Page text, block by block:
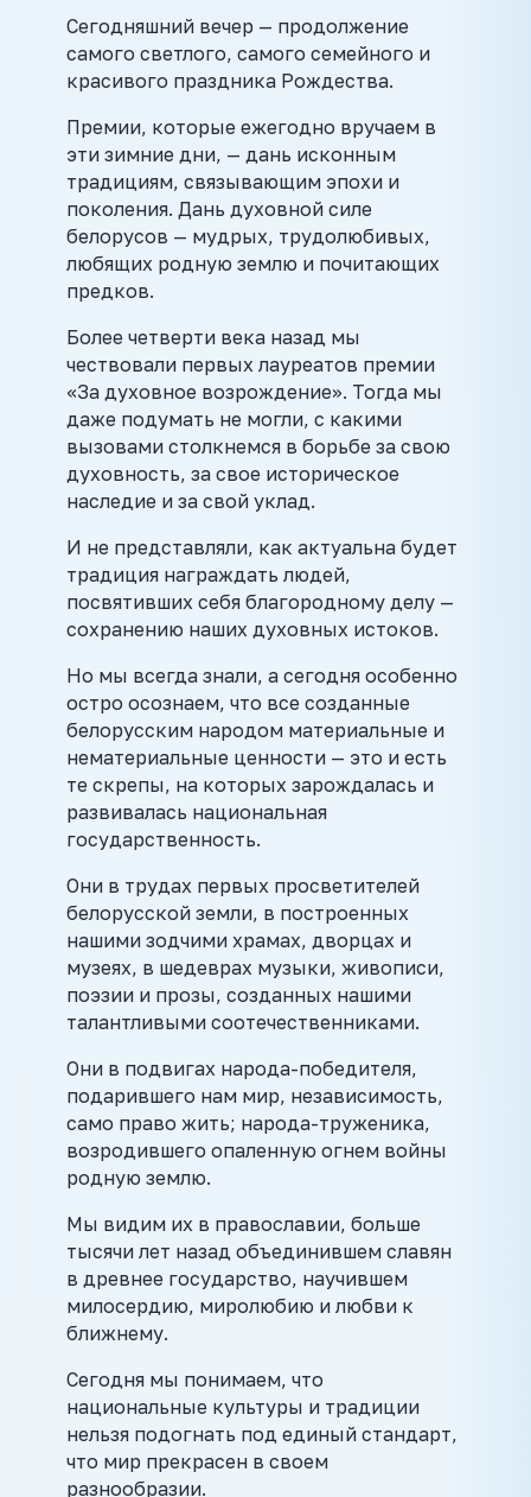
Сегодняшний вечер — продолжение
самого светлого, самого семейного и
красивого праздника Рождества.
Премии, которые ежегодно вручаем в
эти зимние дни, — дань исконным
традициям, связывающим эпохи и
поколения. Дань духовной силе
белорусов — мудрых, трудолюбивых,
любящих родную землю и почитающих
предков.
Более четверти века назад мы
чествовали первых лауреатов премии
«За духовное возрождение». Тогда мы
даже подумать не могли, с какими
вызовами столкнемся в борьбе за свою
духовность, за свое историческое
наследие и за свой уклад.
И не представляли, как актуальна будет
традиция награждать людей,
посвятивших себя благородному делу —
сохранению наших духовных истоков.
Но мы всегда знали, а сегодня особенно
остро осознаем, что все созданные
белорусским народом материальные и
нематериальные ценности — это и есть
те скрепы, на которых зарождалась и
развивалась национальная
государственность.
Они в трудах первых просветителей
белорусской земли, в построенных
нашими зодчими храмах, дворцах и
музеях, в шедеврах музыки, живописи,
поэзии и прозы, созданных нашими
талантливыми соотечественниками.
Они в подвигах народа-победителя,
подарившего нам мир, независимость,
само право жить; народа-труженика,
возродившего опаленную огнем войны
родную землю.
Мы видим их в православии, больше
тысячи лет назад объединившем славян
в древнее государство, научившем
милосердию, миролюбию и любви к
ближнему.
Сегодня мы понимаем, что
национальные культуры и традиции
нельзя подогнать под единый стандарт,
что мир прекрасен в своем
разнообразии.